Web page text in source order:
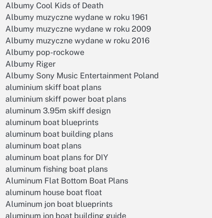
Albumy Cool Kids of Death
Albumy muzyczne wydane w roku 1961
Albumy muzyczne wydane w roku 2009
Albumy muzyczne wydane w roku 2016
Albumy pop-rockowe
Albumy Riger
Albumy Sony Music Entertainment Poland
aluminium skiff boat plans
aluminium skiff power boat plans
aluminum 3.95m skiff design
aluminum boat blueprints
aluminum boat building plans
aluminum boat plans
aluminum boat plans for DIY
aluminum fishing boat plans
Aluminum Flat Bottom Boat Plans
aluminum house boat float
Aluminum jon boat blueprints
aluminum jon boat building guide